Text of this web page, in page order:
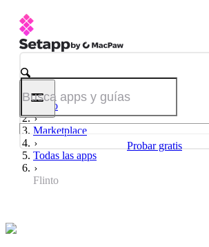
Probar gratis
Inicio
Marketplace
Todas las apps
Flinto